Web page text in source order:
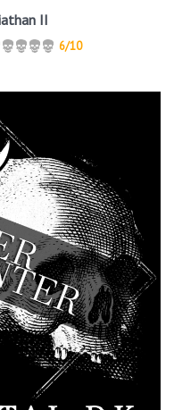
II
6/10